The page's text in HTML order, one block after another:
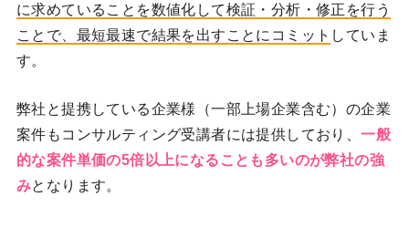
に求めていることを数値化して検証・分析・修正を行う
ことで、最短最速で結果を出すことにコミット していま
す。
弊社と提携している企業様（一部上場企業含む）の企業
案件もコンサルティング受講者には提供しており、一般
的な案件単価の5倍以上になることも多いのが弊社の強
みとなります。